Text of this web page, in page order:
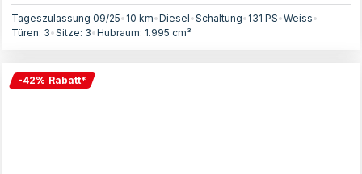
Tageszulassung 09/25• 10 km•Diesel•Schaltung• 131 PS•Weiss•
Türen: 3•Sitze: 3•Hubraum: 1.995 cm³
-42% Rabatt*